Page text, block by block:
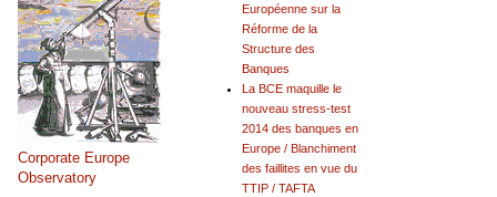
Européenne sur la
Réforme de la
Structure des
Banques
La BCE maquille le
nouveau stress-test
2014 des banques en
Europe / Blanchiment
des faillites en vue du
TTIP / TAFTA
Corporate Europe
Observatory